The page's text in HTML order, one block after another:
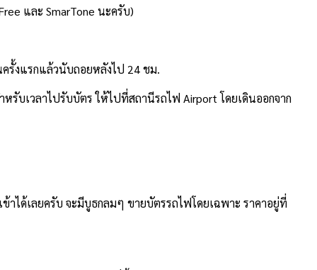
และ SmarTone นะครับ)
ครั้งแรกแล้วนับถอยหลังไป 24 ชม.
หรับเวลาไปรับบัตร ให้ไปที่สถานีรถไฟ Airport โดยเดินออกจาก
าได้เลยครับ จะมีบูธกลมๆ ขายบัตรรถไฟโดยเฉพาะ ราคาอยู่ที่